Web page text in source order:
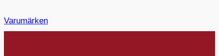
Varumärken